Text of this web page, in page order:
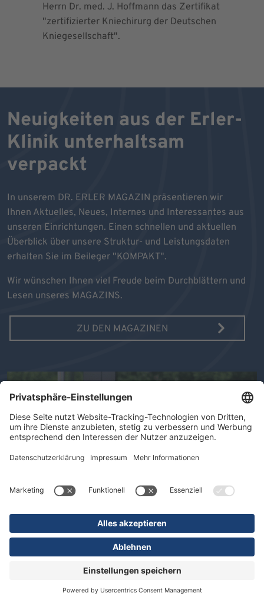
Herrn Dr. med. J. Hoffmann das Zertifikat
"zertifizierter Kniechirurg der Deutschen
Kniegesellschaft".
Neuigkeiten aus der Erler-
Klinik unterhaltsam
verpackt
In unserem DR. ERLER MAGAZIN präsentieren wir
Ihnen Aktuelles, Neues, Internes und Interessantes aus
unseren Einrichtungen. Einen schnellen und aktuellen
Überblick über unsere Struktur- und Leistungsdaten
erhalten Sie im Beileger "KOMPAKT".
Wir wünschen Ihnen viel Freude beim Durchblättern und
Lesen unseres MAGAZINS.
ZU DEN MAGAZINEN
AUSGABE 10/2025 MAGAZIN